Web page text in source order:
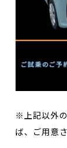
※上記以外
ば、ご用意